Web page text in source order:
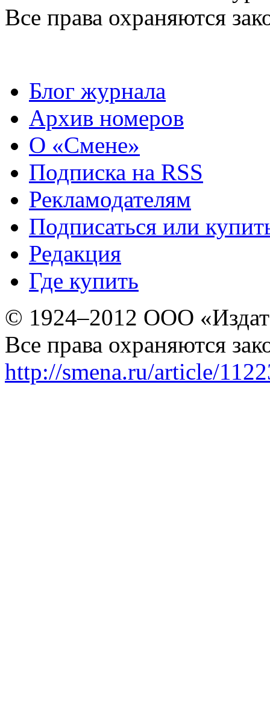
Все права охраняются
Блог журнала
Архив номеров
О «Смене»
Подписка на RSS
Рекламодателям
Подписаться или
Редакция
Где купить
© 1924–2012 ООО
Все права охраняются
http://smena.ru/article/